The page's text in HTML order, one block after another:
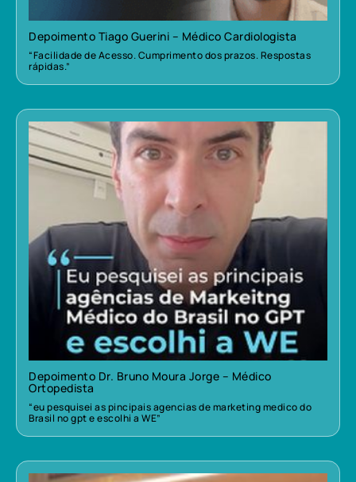
Depoimento Tiago Guerini – Médico Cardiologista
“Facilidade de Acesso. Cumprimento dos prazos. Respostas
rápidas.”
Depoimento Dr. Bruno Moura Jorge – Médico
Ortopedista
“eu pesquisei as pincipais agencias de marketing medico do
Brasil no gpt e escolhi a WE”